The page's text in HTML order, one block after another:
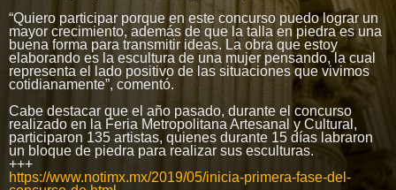
“Quiero participar porque en este concurso puedo lograr un
mayor crecimiento, además de que la talla en piedra es una
buena forma para transmitir ideas. La obra que estoy
elaborando es la escultura de una mujer pensando, la cual
representa el lado positivo de las situaciones que vivimos
cotidianamente”, comentó.
Cabe destacar que el año pasado, durante el concurso
realizado en la Feria Metropolitana Artesanal y Cultural,
participaron 135 artistas, quienes durante 15 días labraron
un bloque de piedra para realizar sus esculturas.
+++
https://www.notimx.mx/2019/05/inicia-primera-fase-del-